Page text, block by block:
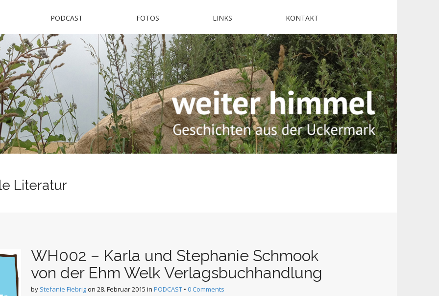
PODCAST FOTOS LINKS KONTAKT
Literatur
WH002 – Karla und Stephanie Schmook
von der Ehm Welk Verlagsbuchhandlung
by Stefanie Fiebrigon 28. Februar 2015 in PODCAST • 0 Comments